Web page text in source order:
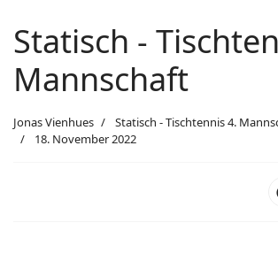
Statisch -
Mannschaft
Jonas Vienhues
Statisch - Tischtennis 4.
18. November 2022